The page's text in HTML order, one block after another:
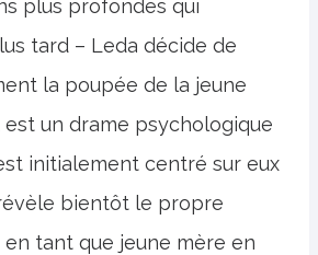
plus profondes qui
tard – Leda décide de
la poupée de la jeune
est un drame psychologique
initialement centré sur eux
bientôt le propre
en tant que jeune mère en